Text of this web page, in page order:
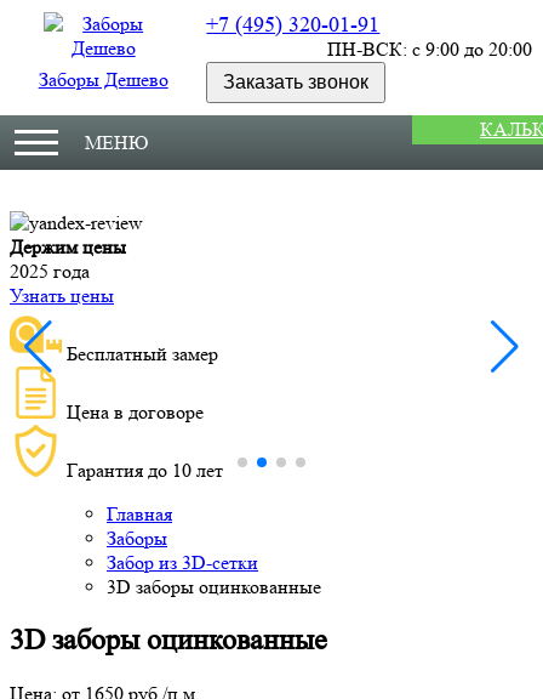
Заборы Дешево
+7 (495) 320-01-91
ПН-ВСК: с 9:00 до 20:00
Заказать звонок
МЕНЮ
Держим цены
2025 года
Узнать цены
Бесплатный замер
Цена в договоре
Гарантия до 10 лет
Главная
Заборы
Забор из 3D-сетки
3D заборы оцинкованные
3D заборы оцинкованные
Цена: от 1650 руб./п.м.